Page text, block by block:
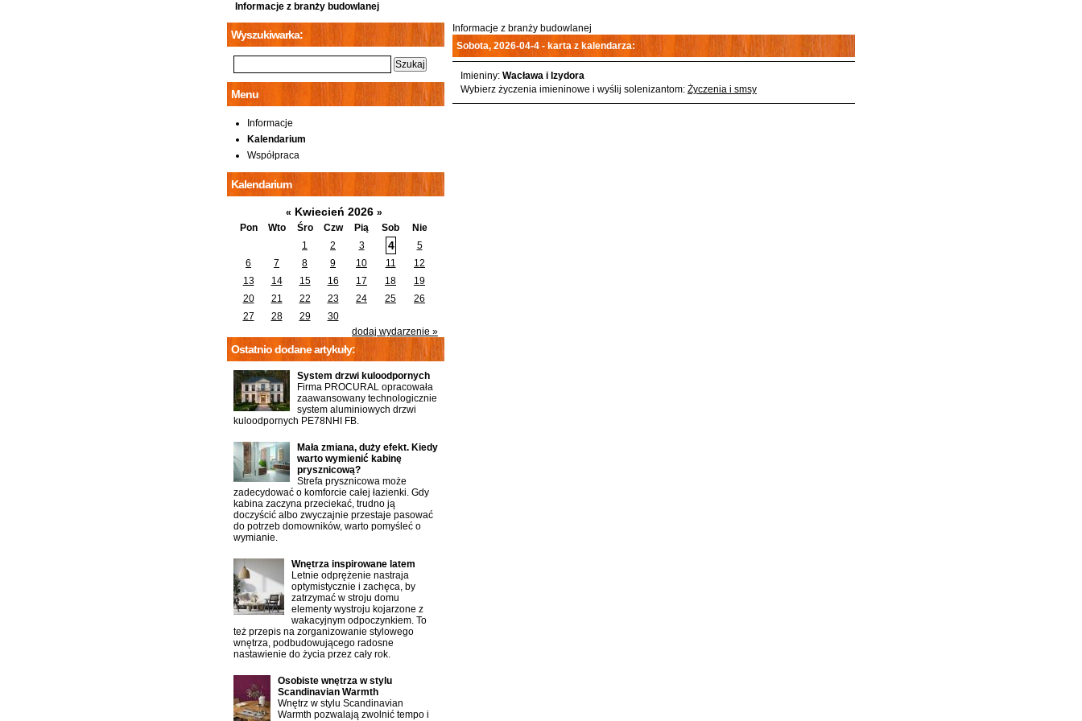
Informacje z branży budowlanej
Informacje z branży budowlanej
Sobota, 2026-04-4 - karta z kalendarza:
Imieniny: Wacława i Izydora
Wybierz życzenia imieninowe i wyślij solenizantom: Życzenia i smsy
Wyszukiwarka:
Menu
Informacje
Kalendarium
Współpraca
Kalendarium
« Kwiecień 2026 »
Pon
Wto Śro Czw Pią Sob
Nie
1
2 3 4
5
6
7 8 9 10 11
12
13
14 15 16 17 18
19
20
21 22 23 24 25
26
27
28 29
30
dodaj wydarzenie »
Ostatnio dodane artykuły:
System drzwi kuloodpornych
Firma PROCURAL opracowała
zaawansowany technologicznie
system aluminiowych drzwi
kuloodpornych PE78NHI FB.
Mała zmiana, duży efekt. Kiedy
warto wymienić kabinę
prysznicową?
Strefa prysznicowa może
zadecydować o komforcie całej łazienki. Gdy
kabina zaczyna przeciekać, trudno ją
doczyścić albo zwyczajnie przestaje pasować
do potrzeb domowników, warto pomyśleć o
wymianie.
Wnętrza inspirowane latem
Letnie odprężenie nastraja
optymistycznie i zachęca, by
zatrzymać w stroju domu
elementy wystroju kojarzone z
wakacyjnym odpoczynkiem. To
też przepis na zorganizowanie stylowego
wnętrza, podbudowującego radosne
nastawienie do życia przez cały rok.
Osobiste wnętrza w stylu
Scandinavian Warmth
Wnętrz w stylu Scandinavian
Warmth pozwalają zwolnić tempo i